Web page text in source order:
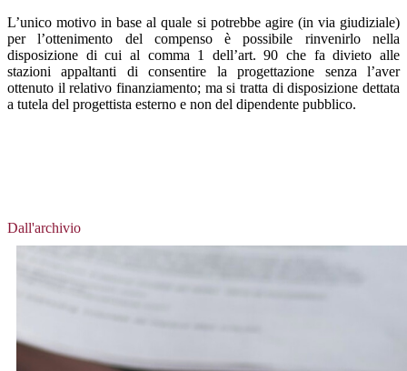
L’unico motivo in base al quale si potrebbe agire (in via giudiziale)
per l’ottenimento del compenso è possibile rinvenirlo nella
disposizione di cui al comma 1 dell’art. 90 che fa divieto alle
stazioni appaltanti di consentire la progettazione senza l’aver
ottenuto il relativo finanziamento; ma si tratta di disposizione dettata
a tutela del progettista esterno e non del dipendente pubblico.
Dall'archivio